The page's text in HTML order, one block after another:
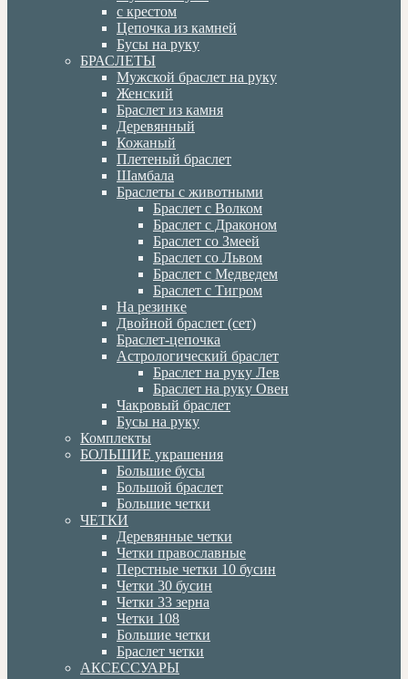
с крестом
Цепочка из камней
Бусы на руку
БРАСЛЕТЫ
Мужской браслет на руку
Женский
Браслет из камня
Деревянный
Кожаный
Плетеный браслет
Шамбала
Браслеты с животными
Браслет с Волком
Браслет с Драконом
Браслет со Змеей
Браслет со Львом
Браслет с Медведем
Браслет с Тигром
На резинке
Двойной браслет (сет)
Браслет-цепочка
Астрологический браслет
Браслет на руку Лев
Браслет на руку Овен
Чакровый браслет
Бусы на руку
Комплекты
БОЛЬШИЕ украшения
Большие бусы
Большой браслет
Большие четки
ЧЕТКИ
Деревянные четки
Четки православные
Перстные четки 10 бусин
Четки 30 бусин
Четки 33 зерна
Четки 108
Большие четки
Браслет четки
АКСЕССУАРЫ